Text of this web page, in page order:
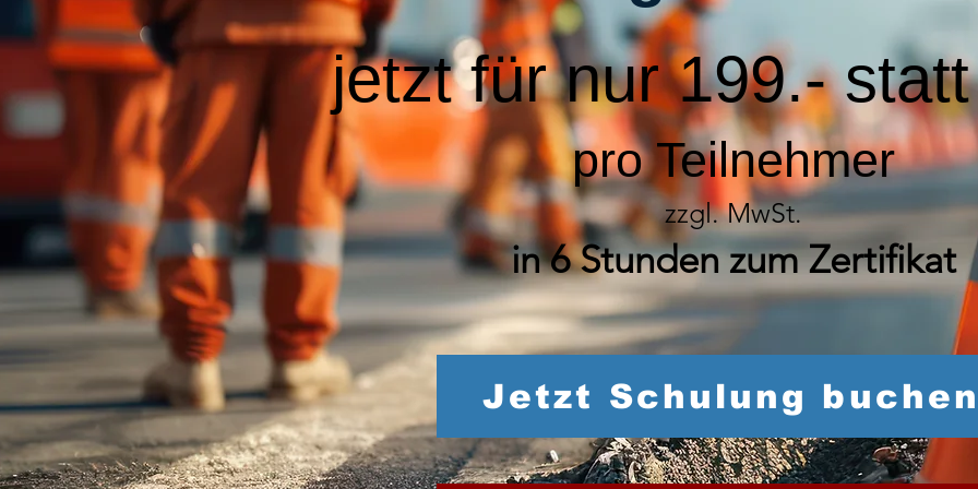
jetzt für nur 199.-
pro Teilnehmer
zzgl. MwSt.
in 6 Stunden zum Zertifikat
Jetzt Schulung